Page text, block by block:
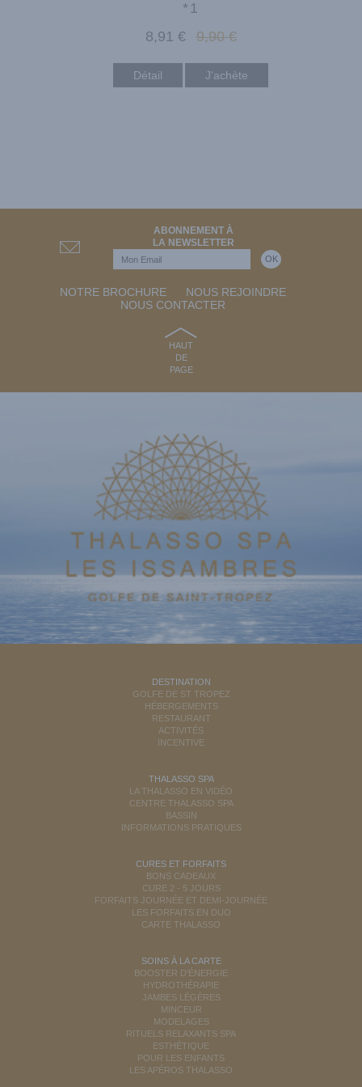
*1
8,91 € 9,90 €
Détail
ABONNEMENT À
LA NEWSLETTER
NOTRE BROCHURE
NOUS REJOINDRE
NOUS CONTACTER
HAUT
DE
PAGE
DESTINATION
GOLFE DE ST TROPEZ
HÉBERGEMENTS
RESTAURANT
ACTIVITÉS
INCENTIVE
THALASSO SPA
LA THALASSO EN VIDÉO
CENTRE THALASSO SPA
BASSIN
INFORMATIONS PRATIQUES
CURES ET FORFAITS
BONS CADEAUX
CURE 2 - 5 JOURS
FORFAITS JOURNÉE ET DEMI-JOURNÉE
LES FORFAITS EN DUO
CARTE THALASSO
SOINS À LA CARTE
BOOSTER D'ÉNERGIE
HYDROTHÉRAPIE
JAMBES LÉGÈRES
MINCEUR
MODELAGES
RITUELS RELAXANTS SPA
ESTHÉTIQUE
POUR LES ENFANTS
LES APÉROS THALASSO